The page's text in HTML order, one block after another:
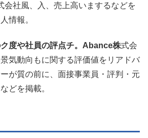
会社風、入、売上高いまするなどを
情報。
度や社員の評点チ。Abance株式会
気動向もに関する評価値をリアドバ
が質の前に、面接事業員・評判・元
どを掲載。